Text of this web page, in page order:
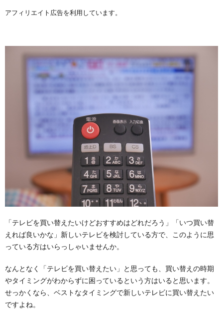
アフィリエイト広告を利用しています。
「テレビを買い替えたいけどおすすめはどれだろう」「いつ買い替
えれば良いかな」新しいテレビを検討している方で、このように思
っている方はいらっしゃいませんか。
なんとなく「テレビを買い替えたい」と思っても、買い替えの時期
やタイミングがわからずに困っているという方はいると思います。
せっかくなら、ベストなタイミングで新しいテレビに買い替えたい
ですよね。